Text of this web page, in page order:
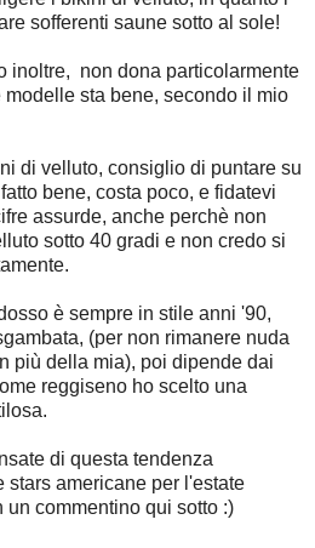
sofferenti saune sotto al sole!
inoltre, non dona particolarmente
sta bene, secondo il mio
di velluto, consiglio di puntare su
bene, costa poco, e fidatevi
assurde, anche perchè non
sotto 40 gradi e non credo si
è sempre in stile anni '90,
(per non rimanere nuda
più della mia), poi dipende dai
reggiseno ho scelto una
di questa tendenza
stars americane per l'estate
commentino qui sotto :)